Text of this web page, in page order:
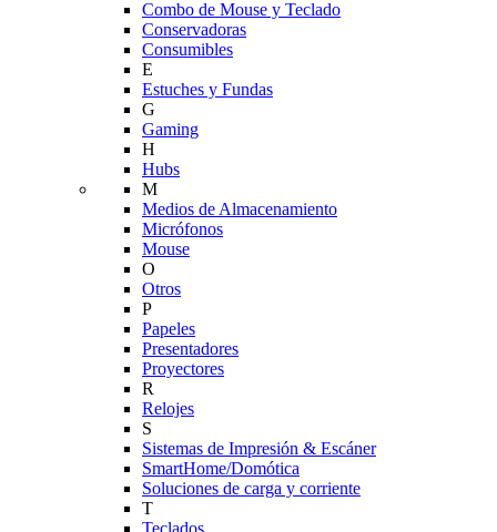
Combo de Mouse y Teclado
Conservadoras
Consumibles
E
Estuches y Fundas
G
Gaming
H
Hubs
M
Medios de Almacenamiento
Micrófonos
Mouse
O
Otros
P
Papeles
Presentadores
Proyectores
R
Relojes
S
Sistemas de Impresión & Escáner
SmartHome/Domótica
Soluciones de carga y corriente
T
Teclados